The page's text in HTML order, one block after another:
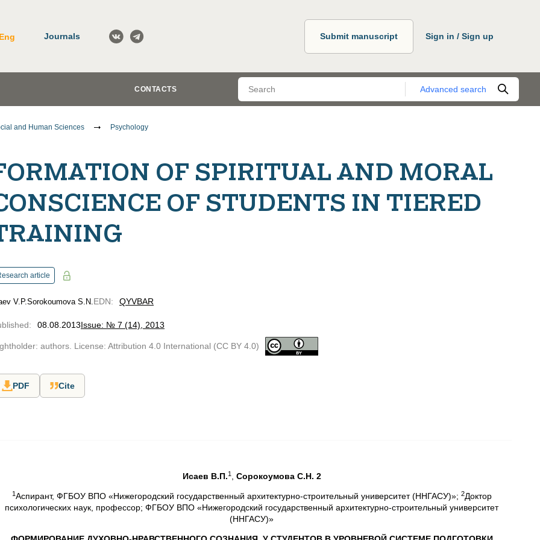
Eng Journals Submit manuscript Sign in / Sign up
CONTACTS Advanced search
and Human Sciences Psychology
OF SPIRITUAL AND MORAL
OF STUDENTS IN TIERED
article
V.P. Sorokoumova S.N. EDN: QYVBAR
: 08.08.2013Issue: № 7 (14), 2013
authors. License: Attribution 4.0 International (CC BY 4.0)
PDF Cite
Исаев В.П.1, Сорокоумова С.Н. 2
1Аспирант, ФГБОУ ВПО «Нижегородский государственный архитектурно-строительный университет (ННГАСУ)»; 2Доктор
психологических наук, профессор; ФГБОУ ВПО «Нижегородский государственный архитектурно-строительный университет
(ННГАСУ)»